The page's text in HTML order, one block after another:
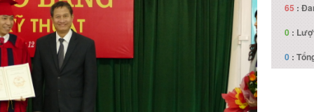
65 :
0 :
0 :